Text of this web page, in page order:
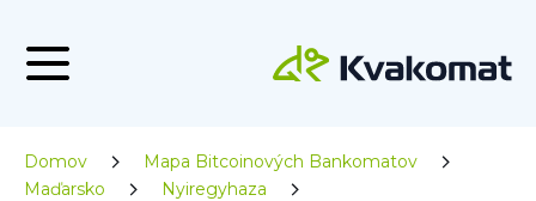
Domov
Mapa Bitcoinových Bankomatov
Maďarsko
Nyiregyhaza